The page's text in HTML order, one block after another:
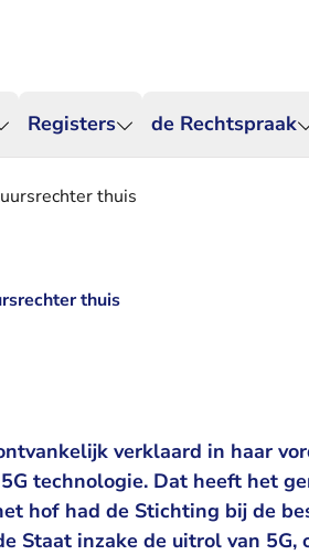
Registers de Rechtspraak
thuis
thuis
verklaard in haar
technologie. Dat heeft het
hof had de Stichting bij de
Staat inzake de uitrol van